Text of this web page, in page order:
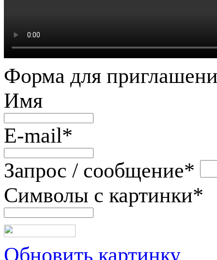
Форма для
Имя
E-mail*
Запрос / сообщение*
Символы с картинки*
Обновить картинку